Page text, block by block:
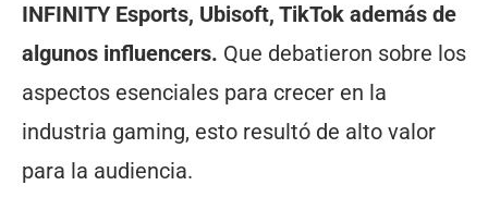
INFINITY Esports, Ubisoft, TikTok además de
algunos influencers. Que debatieron sobre los
aspectos esenciales para crecer en la
industria gaming, esto resultó de alto valor
para la audiencia.